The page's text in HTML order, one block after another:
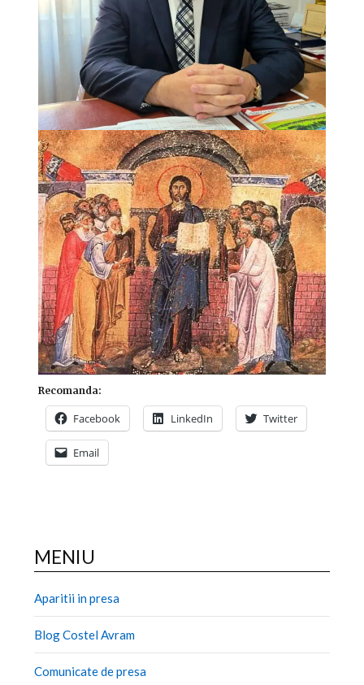
Recomanda:
Facebook LinkedIn Twitter
Email
MENIU
Aparitii in presa
Blog Costel Avram
Comunicate de presa